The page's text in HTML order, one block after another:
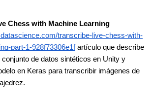
Chess with Machine Learning
transcribe-live-chess-with-
part-1-928f73306e1f artículo que describe
de datos sintéticos en Unity y
en Keras para transcribir imágenes de